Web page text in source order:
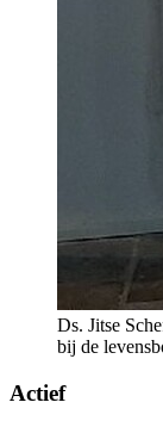
Ds. Jitse
bij de
Actief